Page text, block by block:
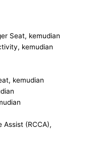
Seat, kemudian
kemudian
kemudian
Assist (RCCA),